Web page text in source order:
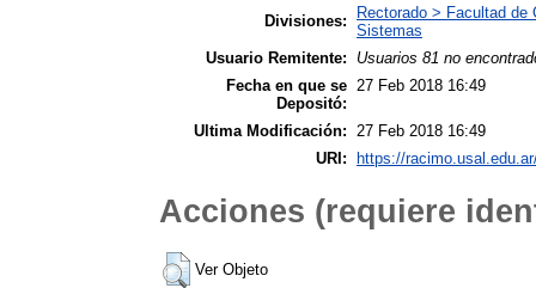
Divisiones:
Rectorado > Facultad
Sistemas
Usuario Remitente:
Usuarios 81 no
Fecha en que se
Depositó:
27 Feb 2018 16:49
Ultima Modificación: 27 Feb 2018 16:49
URI:
https://
Acciones (requiere
Ver Objeto